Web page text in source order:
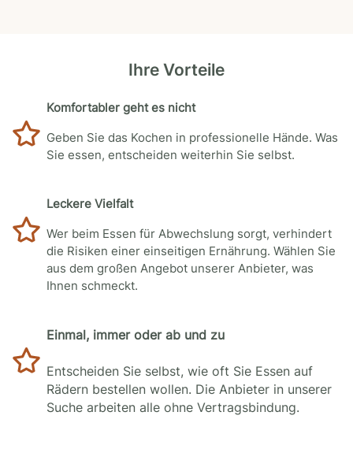
Ihre Vorteile
Komfortabler geht es nicht
Geben Sie das Kochen in professionelle Hände. Was
Sie essen, entscheiden weiterhin Sie selbst.
Leckere Vielfalt
Wer beim Essen für Abwechslung sorgt, verhindert
die Risiken einer einseitigen Ernährung. Wählen Sie
aus dem großen Angebot unserer Anbieter, was
Ihnen schmeckt.
Einmal, immer oder ab und zu
Entscheiden Sie selbst, wie oft Sie Essen auf
Rädern bestellen wollen. Die Anbieter in unserer
Suche arbeiten alle ohne Vertragsbindung.